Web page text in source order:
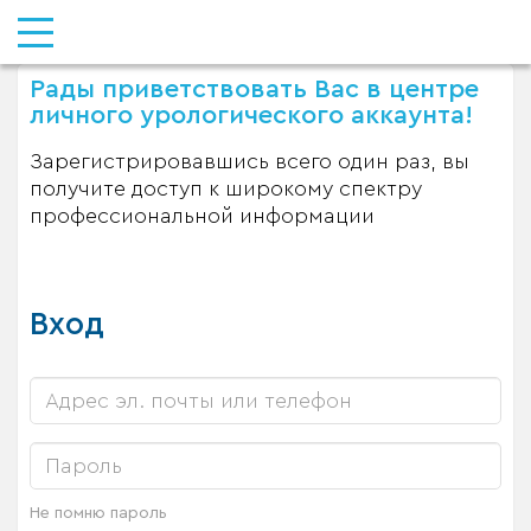
Рады приветствовать Вас в центре
личного урологического аккаунта!
Зарегистрировавшись всего один раз, вы
получите доступ к широкому спектру
профессиональной информации
Вход
Не помню пароль